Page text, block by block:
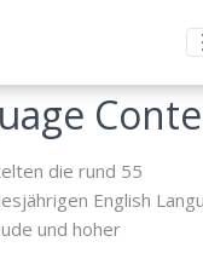
die rund 55
English
und hoher